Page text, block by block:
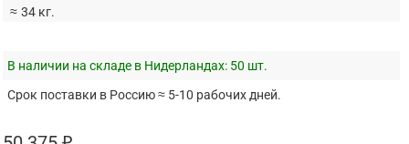
≈ 34 кг.
В наличии на складе в Нидерландах: 50 шт.
Срок поставки в Россию ≈ 5-10 рабочих дней.